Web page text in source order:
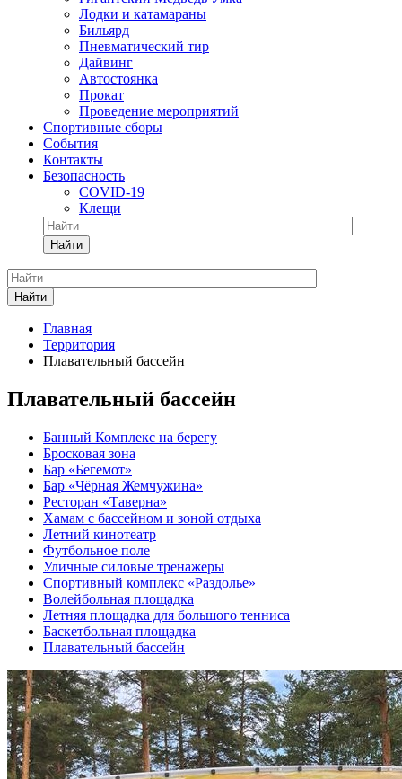
Лодки и катамараны
Бильярд
Пневматический тир
Дайвинг
Автостоянка
Прокат
Проведение мероприятий
Спортивные сборы
События
Контакты
Безопасность
COVID-19
Клещи
Найти
Найти
Главная
Территория
Плавательный бассейн
Плавательный бассейн
Банный Комплекс на берегу
Бросковая зона
Бар «Бегемот»
Бар «Чёрная Жемчужина»
Ресторан «Таверна»
Хамам с бассейном и зоной отдыха
Летний кинотеатр
Футбольное поле
Уличные силовые тренажеры
Спортивный комплекс «Раздолье»
Волейбольная площадка
Летняя площадка для большого тенниса
Баскетбольная площадка
Плавательный бассейн